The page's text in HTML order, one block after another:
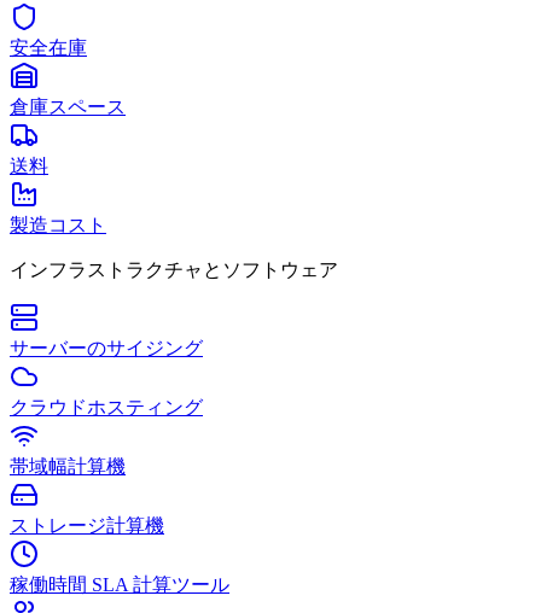
安全在庫
倉庫スペース
送料
製造コスト
インフラストラクチャとソフトウェア
サーバーのサイジング
クラウドホスティング
帯域幅計算機
ストレージ計算機
稼働時間 SLA 計算ツール